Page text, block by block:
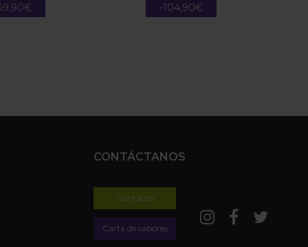
-104,90€
CONTÁCTANOS
Contacto
Carta de sabores